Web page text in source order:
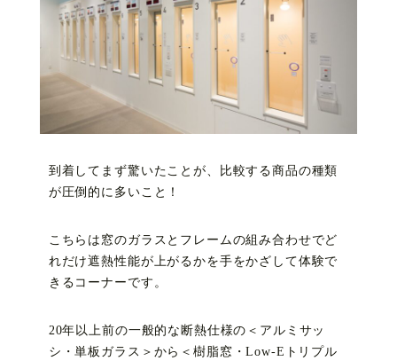
到着してまず驚いたことが、比較する商品の種類
が圧倒的に多いこと！
こちらは窓のガラスとフレームの組み合わせでど
れだけ遮熱性能が上がるかを手をかざして体験で
きるコーナーです。
20年以上前の一般的な断熱仕様の＜アルミサッ
シ・単板ガラス＞から＜樹脂窓・Low-Eトリプル